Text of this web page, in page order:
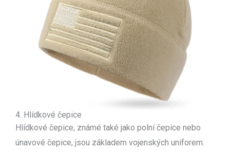
4. Hlídkové čepice
Hlídkové čepice, známé také jako polní čepice nebo
únavové čepice, jsou základem vojenských uniforem.